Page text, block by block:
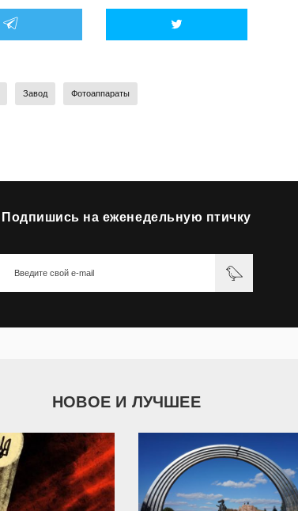
Завод Фотоаппараты
Подпишись на еженедельную птичку
НОВОЕ И ЛУЧШЕЕ
9 789